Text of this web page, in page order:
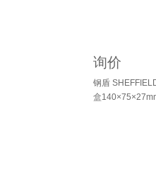
询价
钢盾
盒